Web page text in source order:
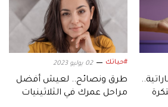
#حياتك 02 يوليو 2023
طرق ونصائح.. لعيش أفضل
مراحل عمرك في الثلاثينيات